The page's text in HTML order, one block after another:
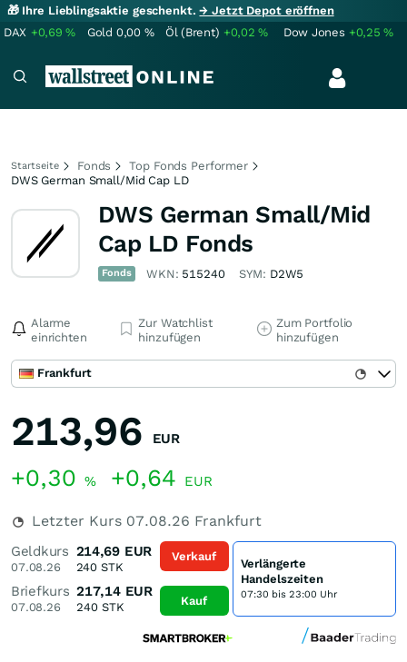
🎁 Ihre Lieblingsaktie geschenkt.→ Jetzt Depot eröffnen
DAX +0,69% Gold 0,00 % Öl (Brent) +0,02% Dow Jones +0,25%
Startseite Fonds
Top Fonds Performer
DWS German Small/Mid Cap LD
DWS German Small/Mid
Cap LD Fonds
Fonds WKN: 515240 SYM: D2W5
Alarme
einrichten
Zur Watchlist
hinzufügen
Zum Portfolio
hinzufügen
Frankfurt
213,96 EUR
+0,30 % +0,64 EUR
Letzter Kurs 07.08.26 Frankfurt
Geldkurs
07.08.26
214,69 EUR
240 STK
Briefkurs
07.08.26
217,14 EUR
240STK
Verkauf
Kauf
Verlängerte
Handelszeiten
07:30 bis 23:00 Uhr